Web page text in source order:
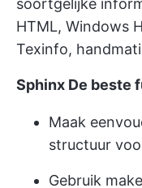
soortgelijke
HTML, Windows
Texinfo,
Sphinx De beste
Maak
structuur
Gebruik